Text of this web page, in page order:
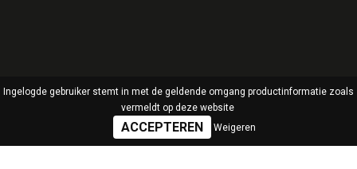
Ingelogde gebruiker stemt in met de geldende omgang productinformatie zoals
vermeldt op deze website
Weigeren